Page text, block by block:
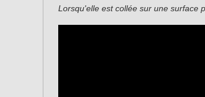
Lorsqu'elle est collée sur une surface